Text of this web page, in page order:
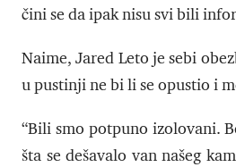
čini se da ipak nisu svi bili
Naime, Jared Leto je sebi
u pustinji ne bi li se opustio i
“Bili smo potpuno izolovani.
šta se dešavalo van našeg